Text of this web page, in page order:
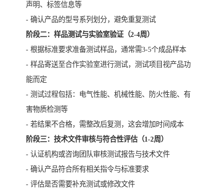
声明、标签信息等
- 确认产品的型号系列划分，避免重复测试
阶段二：样品测试与实验室验证（2-4周）
- 根据标准要求准备测试样品，通常需3-5个成品样本
- 样品寄送至合作实验室进行测试，测试项目视产品功
能而定
- 测试过程包括：电气性能、机械性能、防火性能、有
害物质检测等
- 若结果不合格，需整改后复测，这会增加时间成本
阶段三：技术文件审核与符合性评估（1-2周）
- 认证机构或咨询团队审核测试报告与技术文件
- 确认产品符合所有相关指令与标准要求
- 评估是否需要补充测试或修改文件